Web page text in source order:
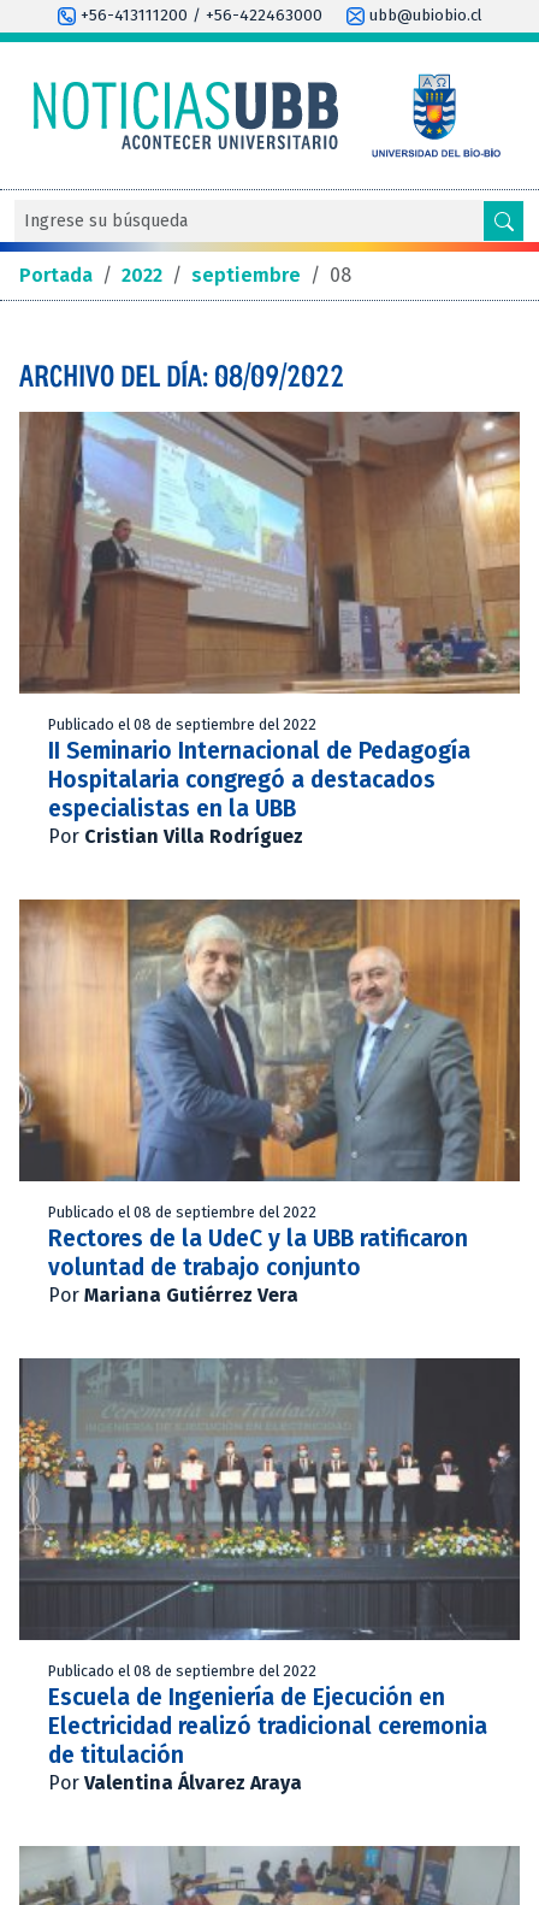
+56-413111200 / +56-422463000 ubb@ubiobio.cl
Portada / 2022 / septiembre / 08
ARCHIVO DEL DÍA: 08/09/2022
Publicado el 08 de septiembre del 2022
II Seminario Internacional de Pedagogía
Hospitalaria congregó a destacados
especialistas en la UBB
Por Cristian Villa Rodríguez
Publicado el 08 de septiembre del 2022
Rectores de la UdeC y la UBB ratificaron
voluntad de trabajo conjunto
Por Mariana Gutiérrez Vera
Publicado el 08 de septiembre del 2022
Escuela de Ingeniería de Ejecución en
Electricidad realizó tradicional ceremonia
de titulación
Por Valentina Álvarez Araya